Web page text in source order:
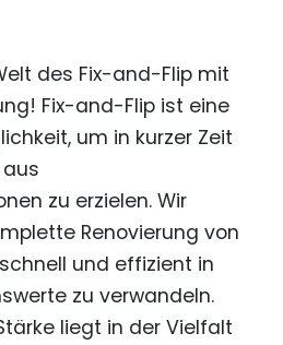
des Fix-and-Flip mit
Fix-and-Flip ist eine
um in kurzer Zeit
zu erzielen. Wir
Renovierung von
und effizient in
zu verwandeln.
liegt in der Vielfalt